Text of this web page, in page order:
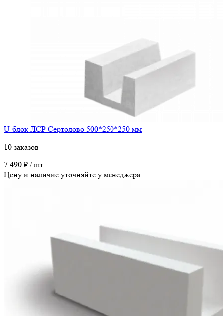
U-блок ЛСР Сертолово 500*250*250 мм
10 заказов
7 490 ₽ / шт
Цену и наличие уточняйте у менеджера